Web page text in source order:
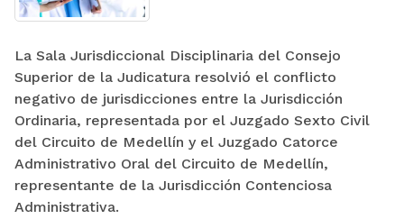
La Sala Jurisdiccional Disciplinaria del Consejo
Superior de la Judicatura resolvió el conflicto
negativo de jurisdicciones entre la Jurisdicción
Ordinaria, representada por el Juzgado Sexto Civil
del Circuito de Medellín y el Juzgado Catorce
Administrativo Oral del Circuito de Medellín,
representante de la Jurisdicción Contenciosa
Administrativa.